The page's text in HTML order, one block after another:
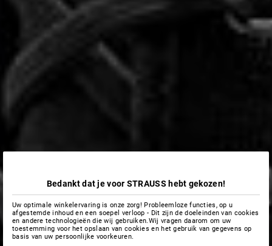
Bedankt dat je voor STRAUSS hebt gekozen!
Uw optimale winkelervaring is onze zorg! Probleemloze functies, op u
afgestemde inhoud en een soepel verloop - Dit zijn de doeleinden van cookies
en andere technologieën die wij gebruiken.Wij vragen daarom om uw
toestemming voor het opslaan van cookies en het gebruik van gegevens op
basis van uw persoonlijke voorkeuren.